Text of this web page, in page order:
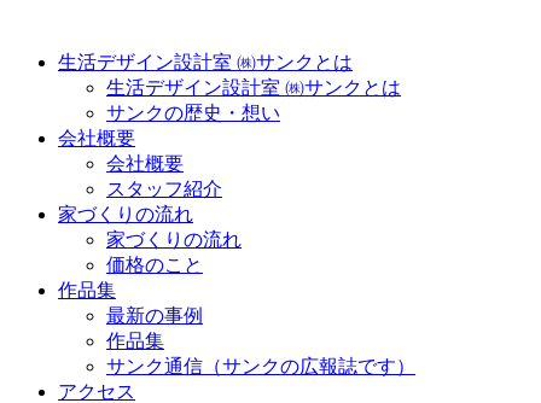
生活デザイン設計室 ㈱サンクとは
生活デザイン設計室 ㈱サンクとは
サンクの歴史・想い
会社概要
会社概要
スタッフ紹介
家づくりの流れ
家づくりの流れ
価格のこと
作品集
最新の事例
作品集
サンク通信（サンクの広報誌です）
アクセス